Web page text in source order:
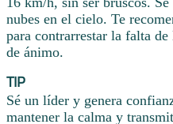
nubes en el cielo. Te
para contrarrestar la falta
de ánimo.
TIP
Sé un líder y genera
mantener la calma y